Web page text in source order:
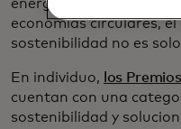
energía renovable
economías circulares,
sostenibilidad no es
En individuo, los
cuentan con una
sostenibilidad y